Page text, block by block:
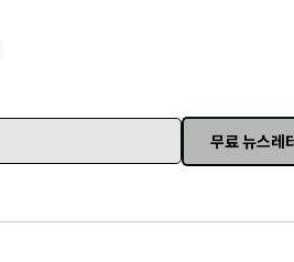
무료 뉴스레